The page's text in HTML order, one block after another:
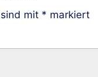
mit * markiert